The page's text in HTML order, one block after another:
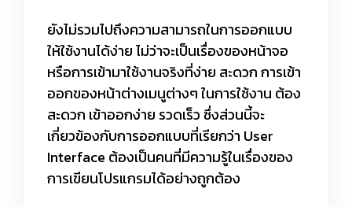
ยังไม่รวมไปถึงความสามารถในการออกแบบ
ให้ใช้งานได้ง่าย ไม่ว่าจะเป็นเรื่องของหน้าจอ
หรือการเข้ามาใช้งานจริงที่ง่าย สะดวก การเข้า
ออกของหน้าต่างเมนูต่างๆ ในการใช้งาน ต้อง
สะดวก เข้าออกง่าย รวดเร็ว ซึ่งส่วนนี้จะ
เกี่ยวข้องกับการออกแบบที่เรียกว่า User
Interface ต้องเป็นคนที่มีความรู้ในเรื่องของ
การเขียนโปรแกรมได้อย่างถูกต้อง